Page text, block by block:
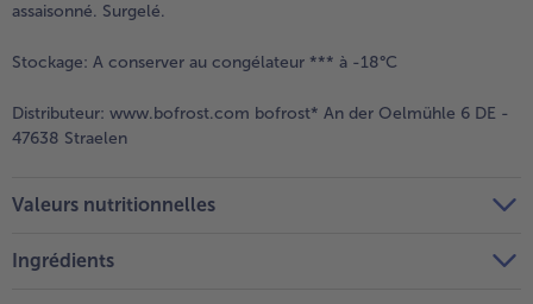
assaisonné. Surgelé.
Stockage: A conserver au congélateur *** à -18°C
Distributeur: www.bofrost.com bofrost* An der Oelmühle 6 DE -
47638 Straelen
Valeurs nutritionnelles
Ingrédients